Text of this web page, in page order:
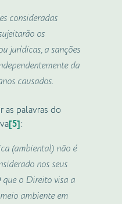
consideradas
os
jurídicas, a sanções
da
causados.
palavras do
[5]:
(ambiental) não é
nos seus
o Direito visa a
ambienteem